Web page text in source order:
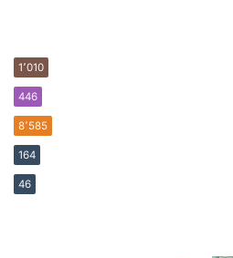
1٬010
446
8٬585
164
46